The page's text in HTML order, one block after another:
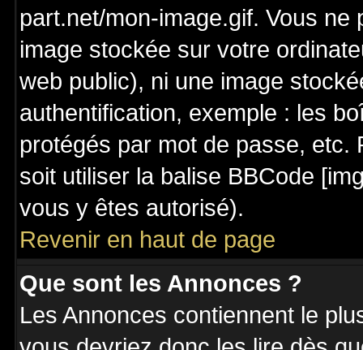
part.net/mon-image.gif. Vous
image stockée sur votre
web public), ni une image
authentification, exemple : les
protégés par mot de passe, etc.
soit utiliser la balise BBCode
vous y êtes autorisé).
Revenir en haut de page
Que sont les Annonces ?
Les Annonces contiennent le